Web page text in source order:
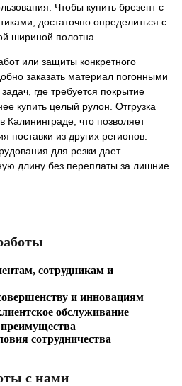
Чтобы купить брезент с
достаточно определиться с
шириной полотна.
или защиты конкретного
заказать материал погонными
где требуется покрытие
купить целый рулон. Отгрузка
Калининграде, что позволяет
поставки из других регионов.
для резки дает
длину без переплаты за лишние
сотрудникам и
и инновациям
обслуживание
сотрудничества
с нами